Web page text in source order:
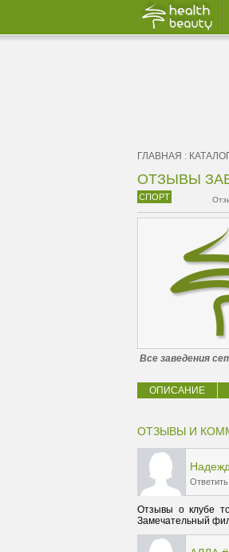
ГЛАВНАЯ :
ОТЗЫВЫ
СПОРТ
Все заведения
ОПИСАНИЕ
ОТЗЫВЫ И
Ответить
Отзывы о клубе
Замечательный